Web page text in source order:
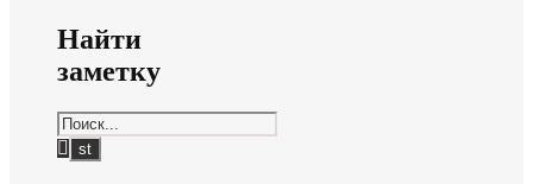
Найти
заметку